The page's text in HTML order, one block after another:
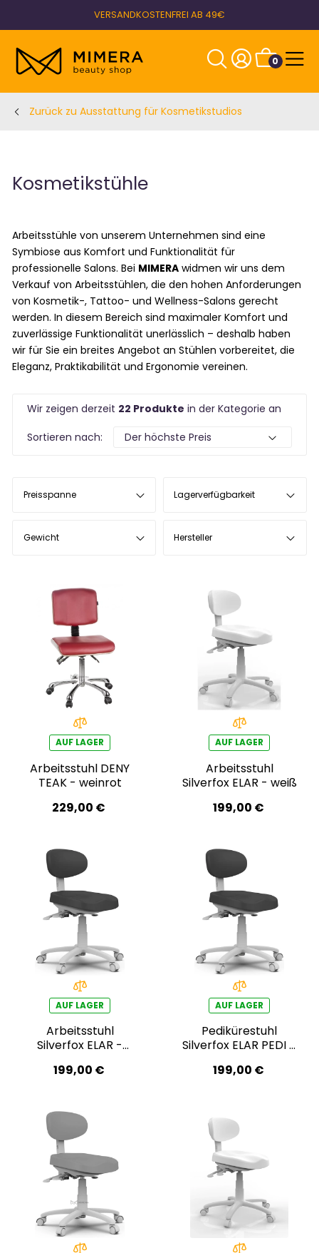
VERSANDKOSTENFREI AB 49€
0
Zurück zu Ausstattung für Kosmetikstudios
Kosmetikstühle
Arbeitsstühle von unserem Unternehmen sind eine
Symbiose aus Komfort und Funktionalität für
professionelle Salons. Bei MIMERA widmen wir uns dem
Verkauf von Arbeitsstühlen, die den hohen Anforderungen
von Kosmetik-, Tattoo- und Wellness-Salons gerecht
werden. In diesem Bereich sind maximaler Komfort und
zuverlässige Funktionalität unerlässlich – deshalb haben
wir für Sie ein breites Angebot an Stühlen vorbereitet, die
Eleganz, Praktikabilität und Ergonomie vereinen.
Wir zeigen derzeit 22 Produkte in der Kategorie an
Sortieren nach:
Preisspanne Lagerverfügbarkeit
Gewicht Hersteller
AUF LAGER
Arbeitsstuhl DENY
TEAK - weinrot
229,00 €
AUF LAGER
Arbeitsstuhl
Silverfox ELAR - weiß
199,00 €
AUF LAGER
Arbeitsstuhl
Silverfox ELAR -
199,00 €
AUF LAGER
Pedikürestuhl
Silverfox ELAR PEDI –
199,00 €